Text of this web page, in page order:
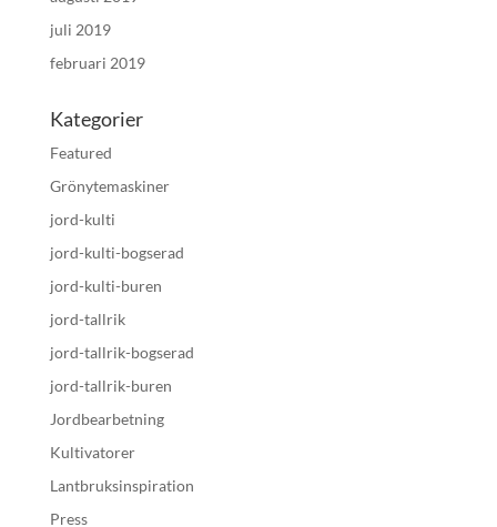
juli 2019
februari 2019
Kategorier
Featured
Grönytemaskiner
jord-kulti
jord-kulti-bogserad
jord-kulti-buren
jord-tallrik
jord-tallrik-bogserad
jord-tallrik-buren
Jordbearbetning
Kultivatorer
Lantbruksinspiration
Press